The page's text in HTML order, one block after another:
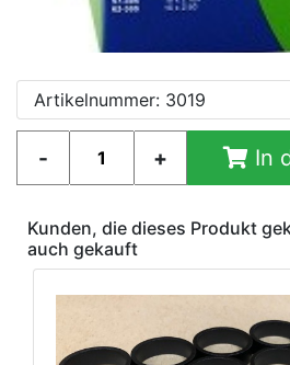
Artikelnummer: 3019
In
Kunden, die dieses Produkt
auch gekauft